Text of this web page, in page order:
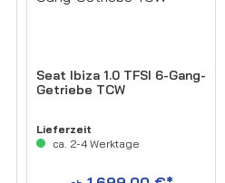
Seat Ibiza 1.0 TFSI 6-Gang-
Getriebe TCW
Lieferzeit
ca. 2-4 Werktage